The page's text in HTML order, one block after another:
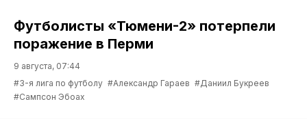
Футболисты «Тюмени-2» потерпели
поражение в Перми
9 августа, 07:44
#3-я лига по футболу #Александр Гараев #Даниил Букреев
#Сампсон Эбоах